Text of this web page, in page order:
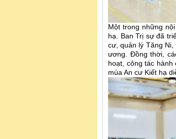
Một trong những
hạ. Ban Trị sự đã
cư, quản lý Tăng Ni,
ương. Đồng thời,
hoạt, công tác
mùa An cư Kiết hạ